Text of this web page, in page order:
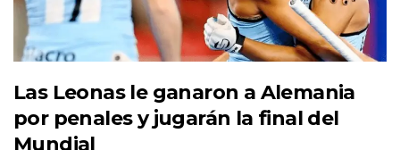
Las Leonas le ganaron a Alemania
por penales y jugarán la final del
Mundial